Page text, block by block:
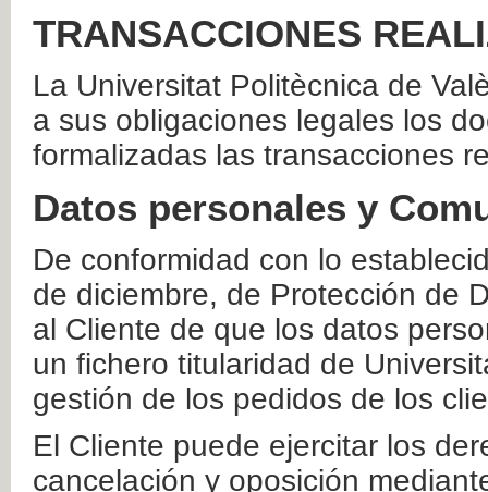
TRANSACCIONES
La Universitat Politècnica de
a sus obligaciones legales los
formalizadas las transacciones
Datos personales y
De conformidad con lo
de diciembre, de Protección de
al Cliente de que los datos
un fichero titularidad de
gestión de los pedidos de los
El Cliente puede ejercitar los
cancelación y oposición